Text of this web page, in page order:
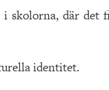
i skolorna, där det
identitet.